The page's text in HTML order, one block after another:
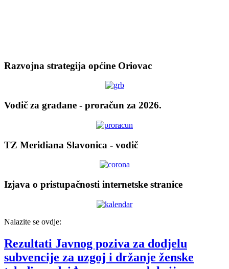
Razvojna strategija općine Oriovac
Vodič za građane - proračun za 2026.
TZ Meridiana Slavonica - vodič
Izjava o pristupačnosti internetske stranice
Nalazite se ovdje:
Rezultati Javnog poziva za dodjelu
subvencije za uzgoj i držanje ženske